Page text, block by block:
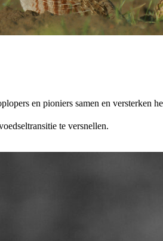
en pioniers samen en versterken
te versnellen.